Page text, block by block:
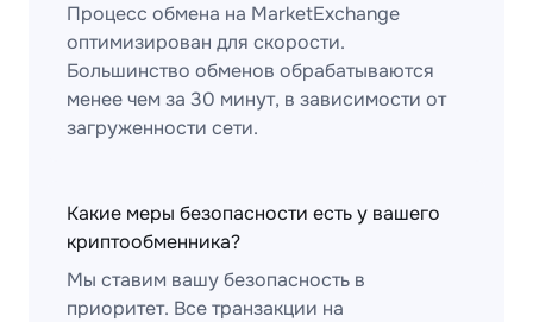
Процесс обмена на MarketExchange
оптимизирован для скорости.
Большинство обменов обрабатываются
менее чем за 30 минут, в зависимости от
загруженности сети.
Какие меры безопасности есть у вашего
криптообменника?
Мы ставим вашу безопасность в
приоритет. Все транзакции на